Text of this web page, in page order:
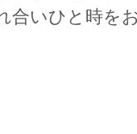
合いひと時を